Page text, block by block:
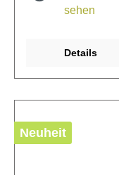
sehen
Details
Neuheit